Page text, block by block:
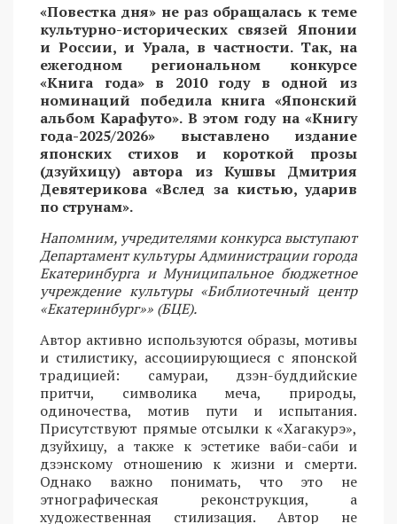
«Повестка дня» не раз обращалась к теме
культурно-исторических связей Японии
и России, и Урала, в частности. Так, на
ежегодном региональном конкурсе
«Книга года» в 2010 году в одной из
номинаций победила книга «Японский
альбом Карафуто». В этом году на «Книгу
года-2025/2026» выставлено издание
японских стихов и короткой прозы
(дзуйхицу) автора из Кушвы Дмитрия
Девятерикова «Вслед за кистью, ударив
по струнам».
Напомним, учредителями конкурса выступают
Департамент культуры Администрации города
Екатеринбурга и Муниципальное бюджетное
учреждение культуры «Библиотечный центр
«Екатеринбург»» (БЦЕ).
Автор активно используются образы, мотивы
и стилистику, ассоциирующиеся с японской
традицией: самураи, дзэн-буддийские
притчи, символика меча, природы,
одиночества, мотив пути и испытания.
Присутствуют прямые отсылки к «Хагакурэ»,
дзуйхицу, а также к эстетике ваби-саби и
дзэнскому отношению к жизни и смерти.
Однако важно понимать, что это не
этнографическая реконструкция, а
художественная стилизация. Автор не